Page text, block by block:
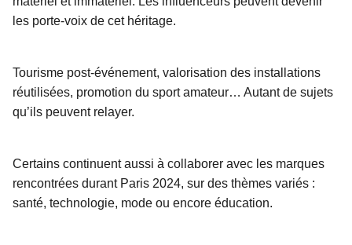
les porte-voix de cet héritage.
Tourisme post-événement, valorisation des installations
réutilisées, promotion du sport amateur… Autant de sujets
qu’ils peuvent relayer.
Certains continuent aussi à collaborer avec les marques
rencontrées durant Paris 2024, sur des thèmes variés :
santé, technologie, mode ou encore éducation.